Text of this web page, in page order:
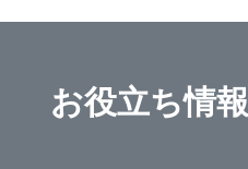
お役立ち情報